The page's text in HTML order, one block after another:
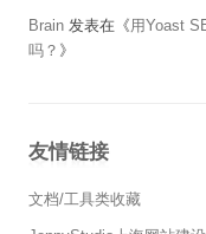
Brain 发表在《用Yoast
吗？ 》
友情链接
文档/工具类收藏